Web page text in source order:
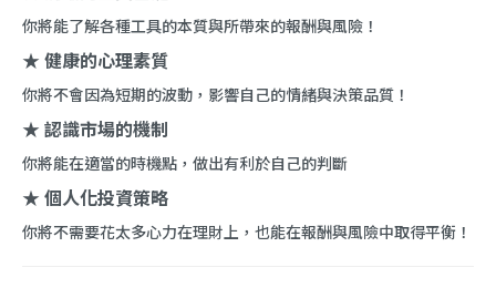
你將能了解各種工具的本質與所帶來的報酬與風險！
★ 健康的心理素質
你將不會因為短期的波動，影響自己的情緒與決策品質！
★ 認識市場的機制
你將能在適當的時機點，做出有利於自己的判斷
★ 個人化投資策略
你將不需要花太多心力在理財上，也能在報酬與風險中取得平衡！